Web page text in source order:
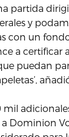
partida
y
con un
a certificar
puedan
mil
Dominion